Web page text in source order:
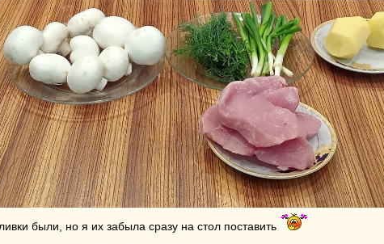
были, но я их забыла сразу на стол поставить